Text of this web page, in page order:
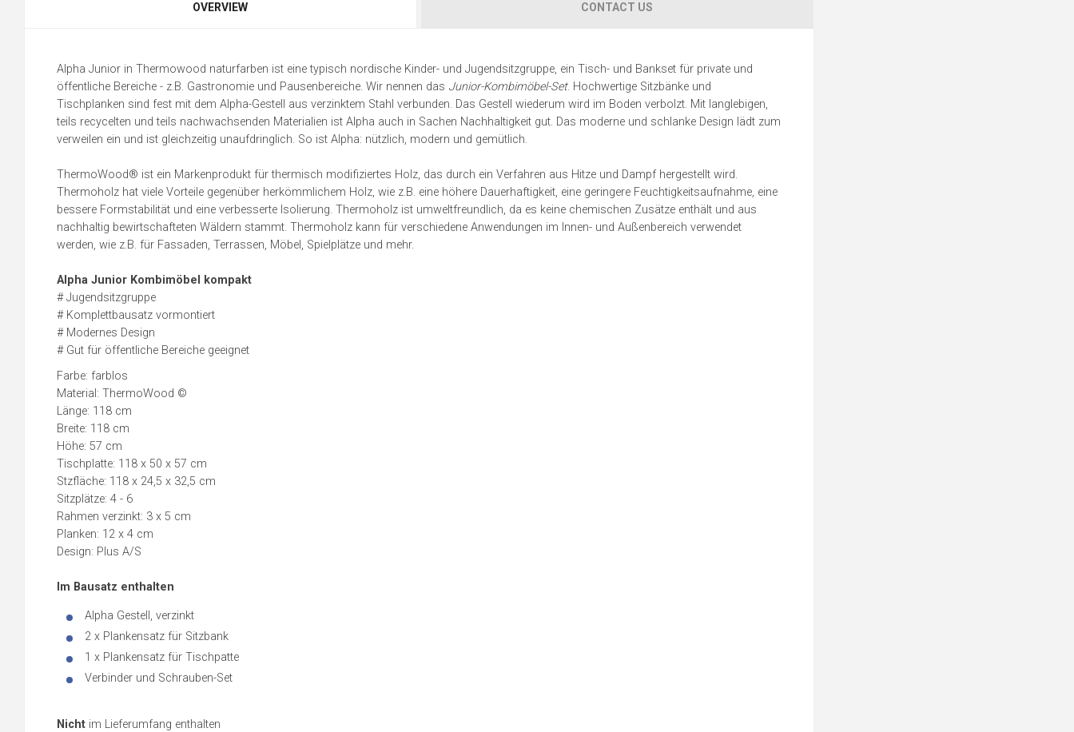
OVERVIEW CONTACT US
Alpha Junior in Thermowood naturfarben ist eine typisch nordische Kinder- und Jugendsitzgruppe, ein Tisch- und Bankset für private und
öffentliche Bereiche - z.B. Gastronomie und Pausenbereiche. Wir nennen das Junior-Kombimöbel-Set. Hochwertige Sitzbänke und
Tischplanken sind fest mit dem Alpha-Gestell aus verzinktem Stahl verbunden. Das Gestell wiederum wird im Boden verbolzt. Mit langlebigen,
teils recycelten und teils nachwachsenden Materialien ist Alpha auch in Sachen Nachhaltigkeit gut. Das moderne und schlanke Design lädt zum
verweilen ein und ist gleichzeitig unaufdringlich. So ist Alpha: nützlich, modern und gemütlich.
ThermoWood® ist ein Markenprodukt für thermisch modifiziertes Holz, das durch ein Verfahren aus Hitze und Dampf hergestellt wird.
Thermoholz hat viele Vorteile gegenüber herkömmlichem Holz, wie z.B. eine höhere Dauerhaftigkeit, eine geringere Feuchtigkeitsaufnahme, eine
bessere Formstabilität und eine verbesserte Isolierung. Thermoholz ist umweltfreundlich, da es keine chemischen Zusätze enthält und aus
nachhaltig bewirtschafteten Wäldern stammt. Thermoholz kann für verschiedene Anwendungen im Innen- und Außenbereich verwendet
werden, wie z.B. für Fassaden, Terrassen, Möbel, Spielplätze und mehr.
Alpha Junior Kombimöbel kompakt
# Jugendsitzgruppe
# Komplettbausatz vormontiert
# Modernes Design
# Gut für öffentliche Bereiche geeignet
Farbe: farblos
Material: ThermoWood ©
Länge: 118 cm
Breite: 118 cm
Höhe: 57 cm
Tischplatte: 118 x 50 x 57 cm
Stzfläche: 118 x 24,5 x 32,5 cm
Sitzplätze: 4 - 6
Rahmen verzinkt: 3 x 5 cm
Planken: 12 x 4 cm
Design: Plus A/S
Im Bausatz enthalten
Alpha Gestell, verzinkt
2 x Plankensatz für Sitzbank
1 x Plankensatz für Tischpatte
Verbinder und Schrauben-Set
Nicht im Lieferumfang enthalten